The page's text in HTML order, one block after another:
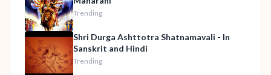
Trending
Shri Durga Ashttotra Shatnamavali - In
Sanskrit and Hindi
Trending